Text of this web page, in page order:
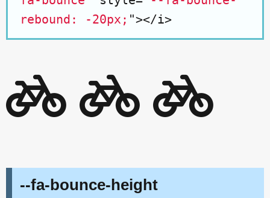
rebound: -20px; "></i>
--fa-bounce-height